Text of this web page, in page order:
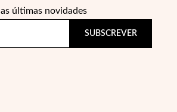
as últimas novidades
SUBSCREVER